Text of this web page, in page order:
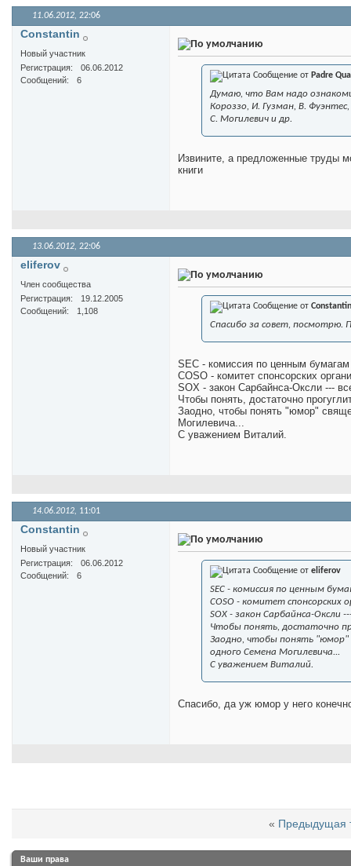
11.06.2012, 22:06
Constantin
Новый участник
Регистрация
06.06.2012
Сообщений
6
Сообщение от Padre
Думаю, что Вам надо
Короззо, И. Гузман, В.
С. Могилевич и др.
Извините, а предложенные труды
книги
13.06.2012, 22:06
eliferov
Член сообщества
Регистрация
19.12.2005
Сообщений
1,108
Сообщение от Constantin
Спасибо за совет, посмотрю.
SEC - комиссия по ценным бумагам
COSO - комитет спонсорских
SOX - закон Сарбайнса-Оксли ---
Чтобы понять, достаточно
Заодно, чтобы понять "юмор"
Могилевича...
С уважением Виталий.
14.06.2012, 11:01
Constantin
Новый участник
Регистрация
06.06.2012
Сообщений
6
Сообщение от eliferov
SEC - комиссия по ценным
COSO - комитет спонсорских
SOX - закон Сарбайнса-Оксли
Чтобы понять, достаточно
Заодно, чтобы понять "юмор"
одного Семена Могилевича...
С уважением Виталий.
Спасибо, да уж юмор у него
« Предыдущая
Ваши права